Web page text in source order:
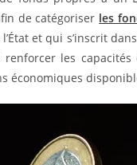
de catégoriser les
et qui s’inscrit
les
économiques